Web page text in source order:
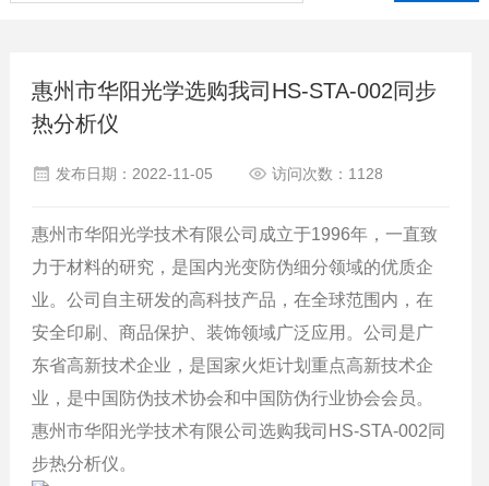
惠州市华阳光学选购我司HS-STA-002同步
热分析仪
发布日期：2022-11-05 访问次数：1128
惠州市华阳光学技术有限公司成立于1996年，一直致
力于材料的研究，是国内光变防伪细分领域的优质企
业。公司自主研发的高科技产品，在全球范围内，在
安全印刷、商品保护、装饰领域广泛应用。公司是广
东省高新技术企业，是国家火炬计划重点高新技术企
业，是中国防伪技术协会和中国防伪行业协会会员。
惠州市华阳光学技术有限公司选购我司HS-STA-002同
步热分析仪。